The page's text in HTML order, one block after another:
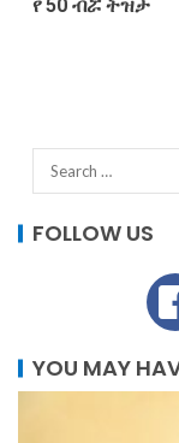
የ 50 ብሯ ትዝታ
FOLLOW US
YOU MAY